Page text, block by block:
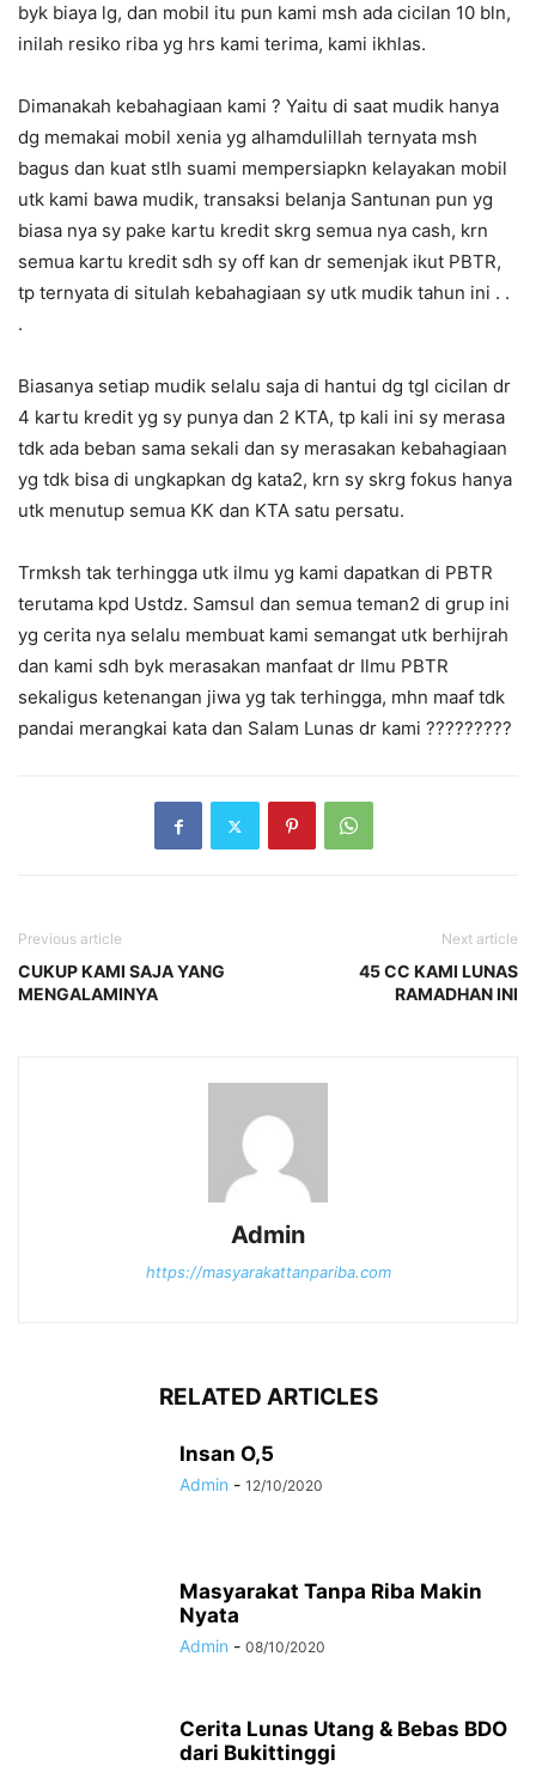
byk biaya lg, dan mobil itu pun kami msh ada cicilan 10 bln,
inilah resiko riba yg hrs kami terima, kami ikhlas.
Dimanakah kebahagiaan kami ? Yaitu di saat mudik hanya
dg memakai mobil xenia yg alhamdulillah ternyata msh
bagus dan kuat stlh suami mempersiapkn kelayakan mobil
utk kami bawa mudik, transaksi belanja Santunan pun yg
biasa nya sy pake kartu kredit skrg semua nya cash, krn
semua kartu kredit sdh sy off kan dr semenjak ikut PBTR,
tp ternyata di situlah kebahagiaan sy utk mudik tahun ini . .
.
Biasanya setiap mudik selalu saja di hantui dg tgl cicilan dr
4 kartu kredit yg sy punya dan 2 KTA, tp kali ini sy merasa
tdk ada beban sama sekali dan sy merasakan kebahagiaan
yg tdk bisa di ungkapkan dg kata2, krn sy skrg fokus hanya
utk menutup semua KK dan KTA satu persatu.
Trmksh tak terhingga utk ilmu yg kami dapatkan di PBTR
terutama kpd Ustdz. Samsul dan semua teman2 di grup ini
yg cerita nya selalu membuat kami semangat utk berhijrah
dan kami sdh byk merasakan manfaat dr Ilmu PBTR
sekaligus ketenangan jiwa yg tak terhingga, mhn maaf tdk
pandai merangkai kata dan Salam Lunas dr kami ?????????
Previous article
CUKUP KAMI SAJA YANG
MENGALAMINYA
Next article
45 CC KAMI LUNAS
RAMADHAN INI
Admin
https://masyarakattanpariba.com
RELATED ARTICLES
Insan O,5
Admin - 12/10/2020
Masyarakat Tanpa Riba Makin
Nyata
Admin - 08/10/2020
Cerita Lunas Utang & Bebas BDO
dari Bukittinggi